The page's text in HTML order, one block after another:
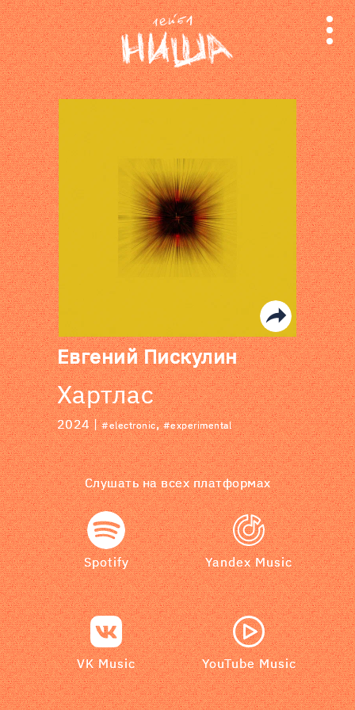
релизы
лейбл
поиск
Евгений Пискулин
Хартлас
2024 |#electronic,#experimental
Слушать на всех платформах
Spotify Yandex Music
VK Music YouTube Music